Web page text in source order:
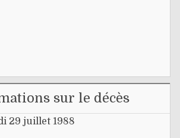
sur le décès
29 juillet 1988